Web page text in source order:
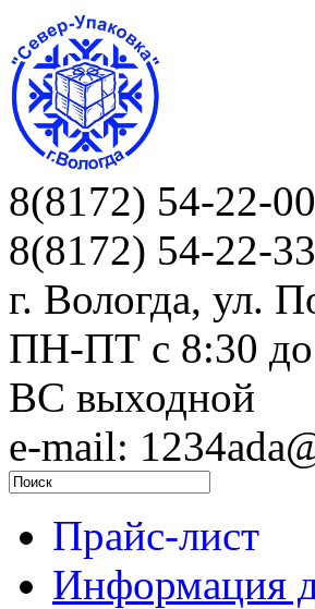
8(8172) 54-22-00
8(8172) 54-22-33
г. Вологда, ул.
ПН-ПТ c 8:30 до
ВС выходной
e-mail:
Прайс-лист
Информация